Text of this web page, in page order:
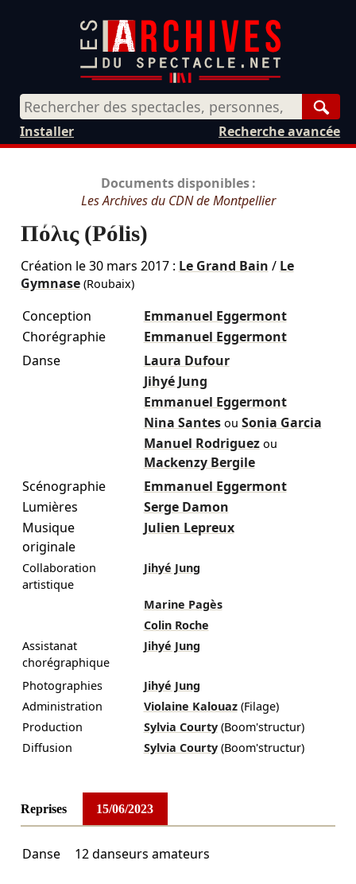
Recherche avancée
Installer
Documents disponibles :
Les Archives du CDN de Montpellier
Πόλις (Pólis)
Création le30 mars 2017: Le Grand Bain / Le
Gymnase(Roubaix)
Conception
Emmanuel Eggermont
Chorégraphie
Emmanuel Eggermont
Danse
Laura Dufour
Jihyé Jung
Emmanuel Eggermont
Nina Santes ou Sonia Garcia
Manuel Rodriguez ou
Mackenzy Bergile
Scénographie
Emmanuel Eggermont
Lumières
Serge Damon
Musique
originale
Julien Lepreux
Collaboration
artistique
Jihyé Jung
Marine Pagès
Colin Roche
Assistanat
chorégraphique
Jihyé Jung
Photographies
Jihyé Jung
Administration
Violaine Kalouaz (Filage)
Production
Sylvia Courty (Boom'structur)
Diffusion
Sylvia Courty (Boom'structur)
Reprises 15/06/2023
Danse 12 danseurs amateurs